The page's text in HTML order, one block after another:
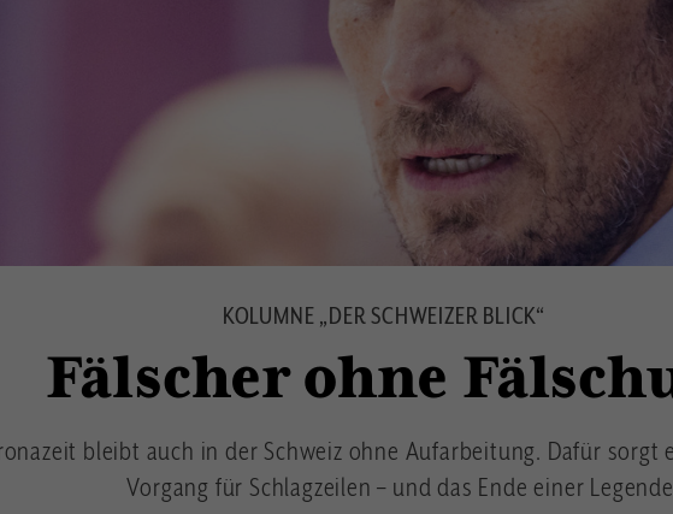
KOLUMNE „DER SCHWEIZER BLICK“
Fälscher ohne
bleibt auch in der Schweiz ohne Aufarbeitung. Dafür sorgt
Vorgang für Schlagzeilen – und das Ende einer